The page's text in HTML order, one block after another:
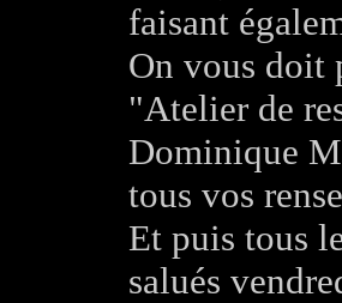
faisant
On vous doit
"Atelier de
Dominique
tous vos
Et puis tous
salués